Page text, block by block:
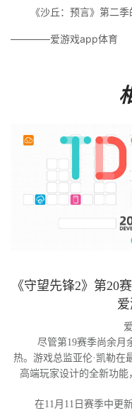
《沙丘：预言》第二季
————爱游戏app体育
《守望先锋2》第20
尽管第19赛季尚余月余
热。游戏总监亚伦·凯勒在
高端玩家设计的全新功
在11月11日赛季中更新